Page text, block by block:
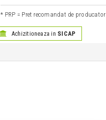
* PRP = Pret recomandat de producator
Achizitioneaza in SICAP